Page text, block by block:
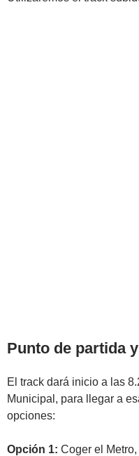
Punto de partida
El track dará inicio a las
Municipal, para llegar a
opciones:
Opción 1: Coger el